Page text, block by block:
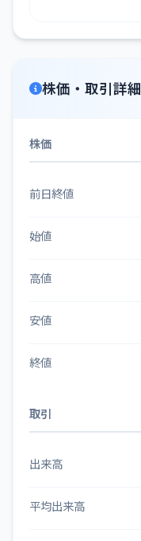
株価・取引詳細
株価
前日終値
始値
高値
安値
終値
取引
出来高
平均出来高